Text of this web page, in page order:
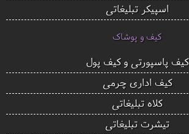
اسپیکر تبلیغاتی
کیف و پوشاک
کیف پاسپورتی و کیف پول
کیف اداری چرمی
کلاه تبلیغاتی
تیشرت تبلیغاتی